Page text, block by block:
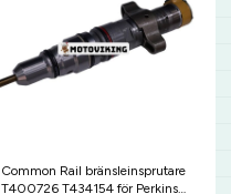
Common Rail bränsleinsprutare
T400726 T434154 för Perkins